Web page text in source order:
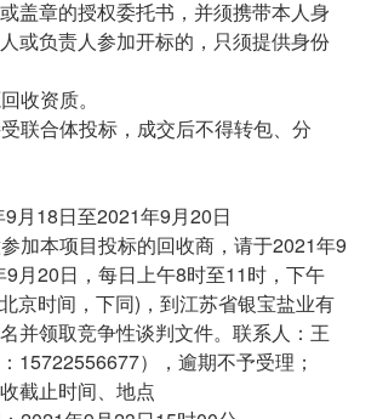
盖章的授权委托书，并须携带本人身
或负责人参加开标的，只须提供身份
收资质。
联合体投标，成交后不得转包、分
月18日至2021年9月20日
加本项目投标的回收商，请于2021年9
9月20日，每日上午8时至11时，下午
京时间，下同)，到江苏省银宝盐业有
并领取竞争性谈判文件。联系人：王
15722556677），逾期不予受理；
截止时间、地点